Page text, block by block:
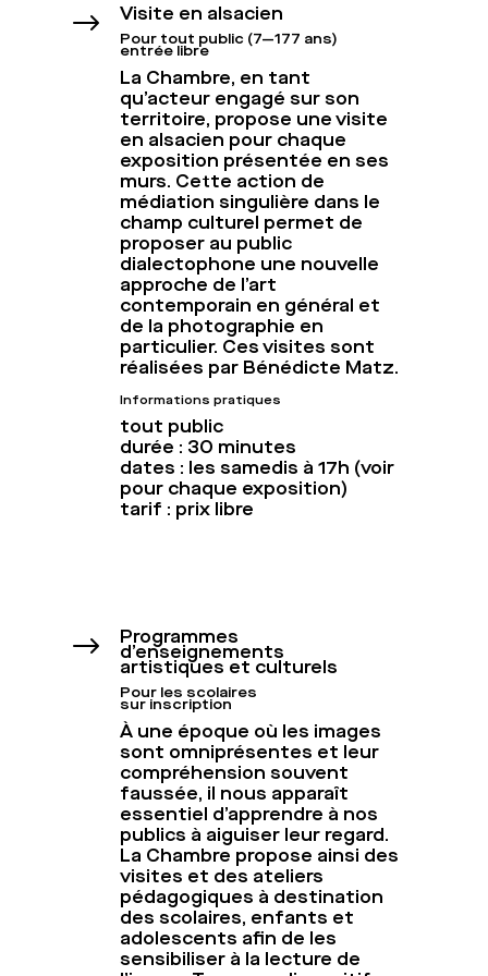
$ Visite en alsacien
Pour tout public (7—177 ans)
entrée libre
La Chambre, en tant
qu’acteur engagé sur son
territoire, propose une visite
en alsacien pour chaque
exposition présentée en ses
murs. Cette action de
médiation singulière dans le
champ culturel permet de
proposer au public
dialectophone une nouvelle
approche de l’art
contemporain en général et
de la photographie en
particulier. Ces visites sont
réalisées par Bénédicte Matz.
Informations pratiques
tout public
durée : 30 minutes
dates : les samedis à 17h (voir
pour chaque exposition)
tarif : prix libre
$ Programmes
d’enseignements
artistiques et culturels
Pour les scolaires
sur inscription
À une époque où les images
sont omniprésentes et leur
compréhension souvent
faussée, il nous apparaît
essentiel d’apprendre à nos
publics à aiguiser leur regard.
La Chambre propose ainsi des
visites et des ateliers
pédagogiques à destination
des scolaires, enfants et
adolescents afin de les
sensibiliser à la lecture de